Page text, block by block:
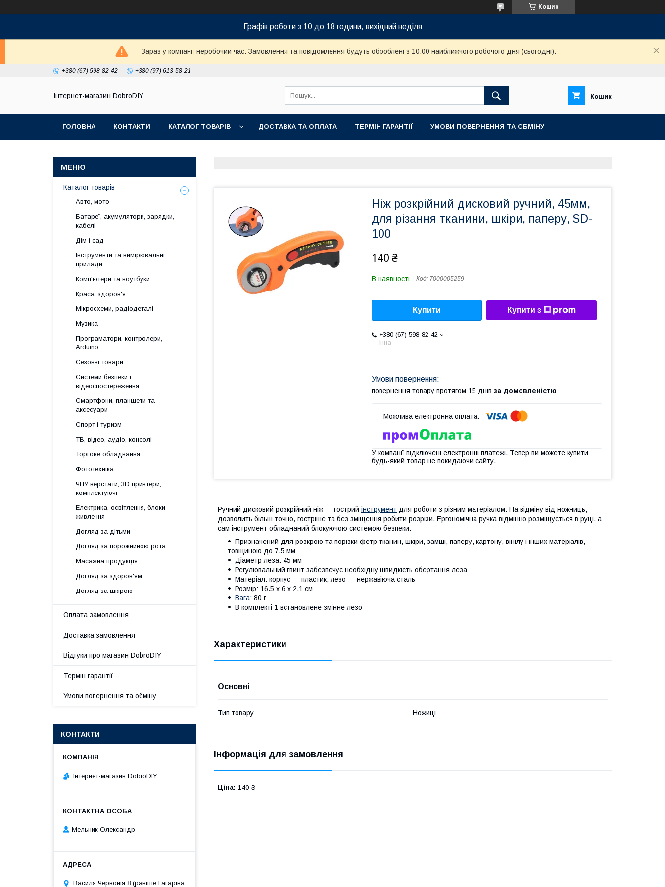
Кошик
Графік роботи з 10 до 18 години, вихідний неділя
Зараз у компанії неробочий час. Замовлення та повідомлення будуть оброблені з 10:00 найближчого робочого дня (сьогодні).
+380 (67) 598-82-42 +380 (97) 613-58-21
Інтернет-магазин DobroDIY Кошик
ГОЛОВНА КОНТАКТИ КАТАЛОГ ТОВАРІВ ДОСТАВКА ТА ОПЛАТА ТЕРМІН ГАРАНТІЇ УМОВИ ПОВЕРНЕННЯ ТА ОБМІНУ
Ніж розкрійний дисковий ручний, 45мм,
для різання тканини, шкіри, паперу, SD-
100
140 ₴
В наявності Код: 7000005259
Купити Купити з
+380 (67) 598-82-42
Інна
повернення товару протягом 15 днів за домовленістю
У компанії підключені електронні платежі. Тепер ви можете купити
будь-який товар не покидаючи сайту.
Ручний дисковий розкрійний ніж — гострий інструмент для роботи з різним матеріалом. На відміну від ножниць,
дозволить більш точно, гостріше та без зміщення робити розрізи. Ергономічна ручка відмінно розміщується в руці, а
сам інструмент обладнаний блокуючою системою безпеки.
Призначений для розкрою та порізки фетр тканин, шкіри, замші, паперу, картону, вінілу і інших матеріалів,
товщиною до 7.5 мм
Діаметр леза: 45 мм
Регулювальний гвинт забезпечує необхідну швидкість обертання леза
Матеріал: корпус — пластик, лезо — нержавіюча сталь
Розмір: 16.5 x 6 x 2.1 см
Вага: 80 г
В комплекті 1 встановлене змінне лезо
Характеристики
Основні
Тип товару Ножиці
Інформація для замовлення
Ціна: 140 ₴
Каталог товарів
Авто, мото
Батареї, акумулятори, зарядки,
кабелі
Дім і сад
Інструменти та вимірювальні
прилади
Комп'ютери та ноутбуки
Краса, здоров'я
Мікросхеми, радіодеталі
Музика
Програматори, контролери,
Arduino
Сезонні товари
Системи безпеки і
відеоспостереження
Смартфони, планшети та
аксесуари
Спорт і туризм
ТВ, відео, аудіо, консолі
Торгове обладнання
Фототехніка
ЧПУ верстати, 3D принтери,
комплектуючі
Електрика, освітлення, блоки
живлення
Догляд за дітьми
Догляд за порожниною рота
Масажна продукція
Догляд за здоров'ям
Догляд за шкірою
Оплата замовлення
Доставка замовлення
Відгуки про магазин DobroDIY
Термін гарантії
Умови повернення та обміну
КОНТАКТИ
Інтернет-магазин DobroDIY
Мельник Олександр
Василя Червонія 8 (раніше Гагаріна